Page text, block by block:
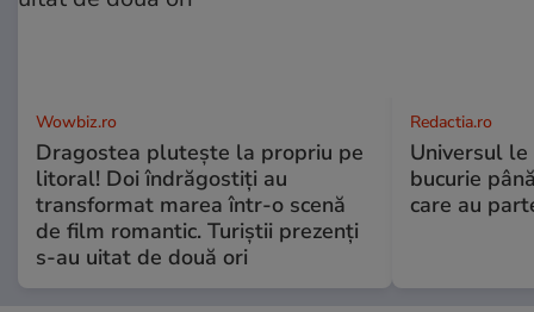
Wowbiz.ro
Dragostea plutește la propriu pe
litoral! Doi îndrăgostiți au
transformat marea într-o scenă
de film romantic. Turiștii prezenți
s-au uitat de două ori
Redactia.ro
Universul
bucurie
care au